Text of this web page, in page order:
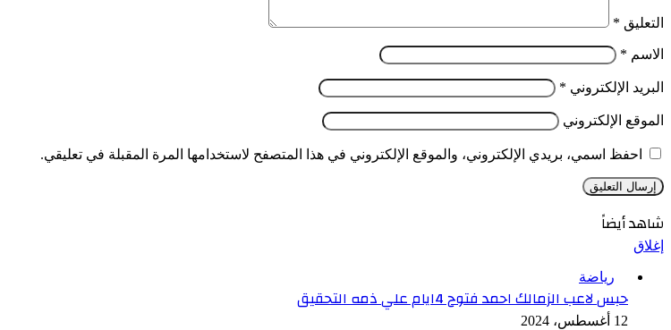
التعليق *
الاسم *
البريد الإلكتروني *
الموقع الإلكتروني
احفظ اسمي، بريدي الإلكتروني، والموقع الإلكتروني في هذا المتصفح لاستخدامها المرة المقبلة في تعليقي.
شاهد أيضاً
إغلاق
رياضة
حبس لاعب الزمالك احمد فتوح 4ايام علي ذمه التحقيق
12 أغسطس، 2024